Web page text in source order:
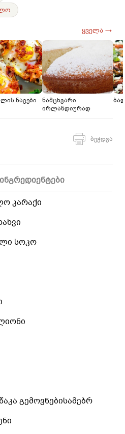
ყველა →
ნავები
ნამცხვარი
ირლანდიურად
ბეჭდვა
კარაქი
სოკო
გემოვნებისამებრ